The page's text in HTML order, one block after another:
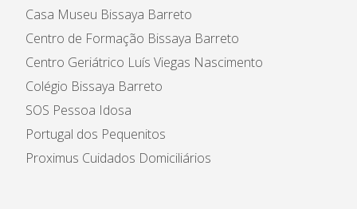
Casa Museu Bissaya Barreto
Centro de Formação Bissaya Barreto
Centro Geriátrico Luís Viegas Nascimento
Colégio Bissaya Barreto
SOS Pessoa Idosa
Portugal dos Pequenitos
Proximus Cuidados Domiciliários